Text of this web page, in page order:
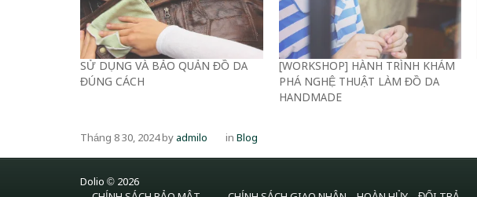
SỬ DỤNG VÀ BẢO QUẢN ĐỒ DA
ĐÚNG CÁCH
[WORKSHOP] HÀNH TRÌNH KHÁM
PHÁ NGHỆ THUẬT LÀM ĐỒ DA
HANDMADE
Tháng 8 30, 2024byadmilo in Blog
Dolio © 2026